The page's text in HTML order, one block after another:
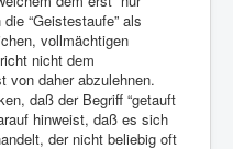
“Geistestaufe” als
vollmächtigen
nicht dem
von daher abzulehnen.
daß der Begriff “getauft
hinweist, daß es sich
der nicht beliebig oft